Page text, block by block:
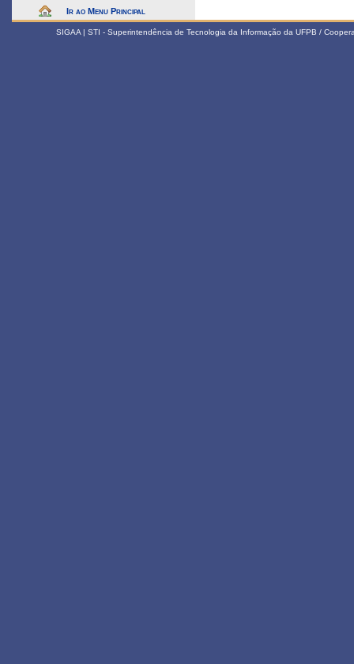
Ir ao Menu Principal
SIGAA | STI - Superintendência de Tecnologia da Informação da UFPB /